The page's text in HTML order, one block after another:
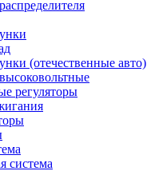
(отечественные авто)
регуляторы
система